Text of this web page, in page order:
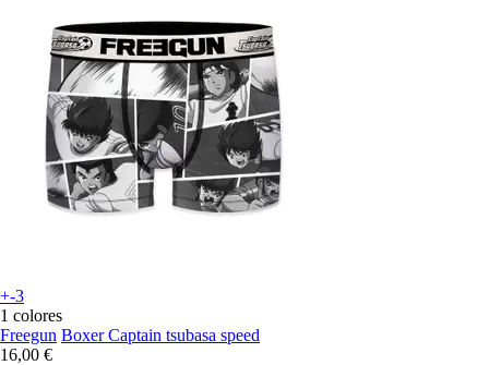
+-3
1 colores
Freegun Boxer Captain tsubasa speed
16,00 €